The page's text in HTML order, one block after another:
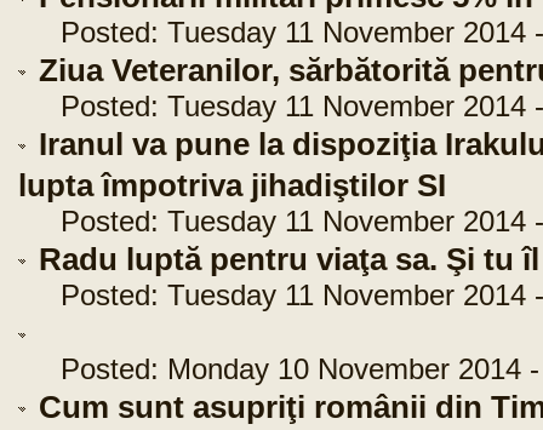
Posted: Tuesday 11 November 2014
Ziua Veteranilor, sărbătorită
Posted: Tuesday 11 November 2014
Iranul va pune la dispoziţia
lupta împotriva jihadiştilor SI
Posted: Tuesday 11 November 2014
Radu luptă pentru viaţa sa. Şi tu
Posted: Tuesday 11 November 2014
Posted: Monday 10 November 2014 -
Cum sunt asupriţi românii din